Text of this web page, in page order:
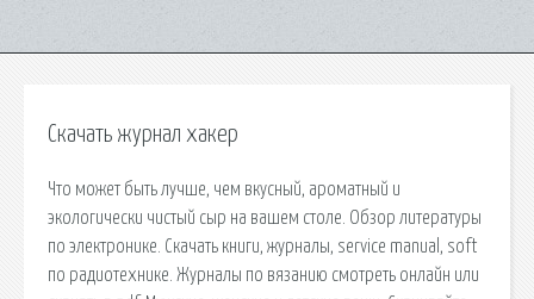
Скачать журнал хакер
Что может быть лучше, чем вкусный, ароматный и
экологически чистый сыр на вашем столе. Обзор литературы
по электронике. Скачать книги, журналы, service manual, soft
по радиотехнике. Журналы по вязанию смотреть онлайн или